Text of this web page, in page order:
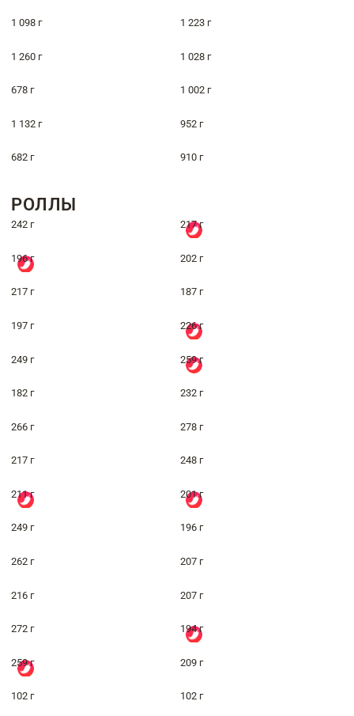
1 098 г 1 223 г
1 260 г 1 028 г
678 г 1 002 г
1 132 г 952 г
682 г 910 г
РОЛЛЫ
242 г 217 г
196 г 202 г
217 г 187 г
197 г 226 г
249 г 259 г
182 г 232 г
266 г 278 г
217 г 248 г
211 г 201 г
249 г 196 г
262 г 207 г
216 г 207 г
272 г 194 г
259 г 209 г
102 г 102 г